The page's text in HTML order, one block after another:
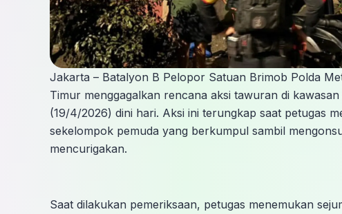
Jakarta – Batalyon B Pelopor Satuan Brimob Polda
Timur menggagalkan rencana aksi tawuran di
(19/4/2026) dini hari. Aksi ini terungkap saat petugas
sekelompok pemuda yang berkumpul sambil
mencurigakan.
Saat dilakukan pemeriksaan, petugas menemukan